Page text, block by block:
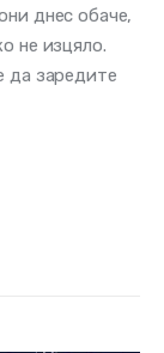
днес обаче,
не изцяло.
да заредите